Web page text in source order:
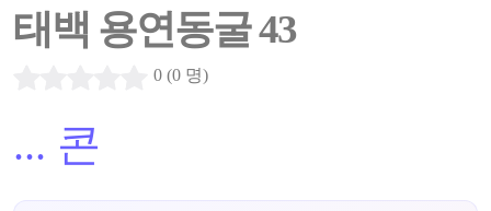
태백 용연동굴 43
0 (0 명)
... 콘